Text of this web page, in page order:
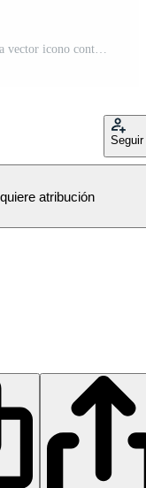
uno regalo caja con atado arco negro silueta vector icono contorno aislado en cuadrado blanco antecedentes. sencillo plano minimalista resumido dibujo con cumpleaños fiesta celebracion tema. Vector Gratis
Seguir
atribución